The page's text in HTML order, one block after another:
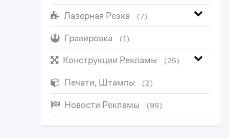
Лазерная Резка (7)
Гравировка (1)
Конструкции Рекламы (25)
Печати, Штампы (2)
Новости Рекламы (98)